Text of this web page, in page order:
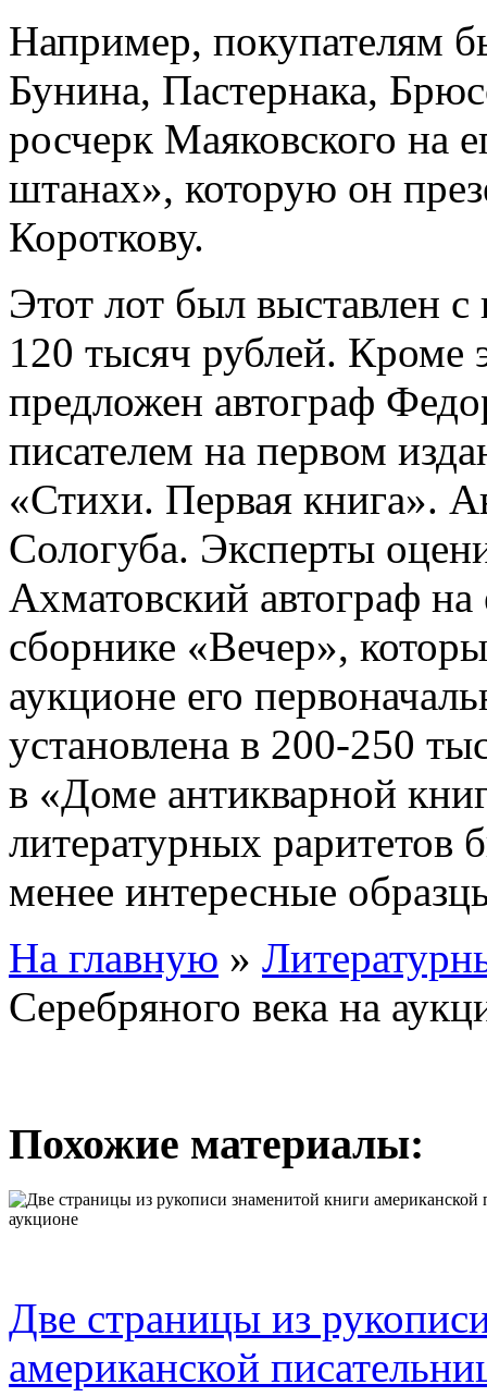
Например, покупателям
Бунина, Пастернака,
росчерк Маяковского на
штанах», которую он
Короткову.
Этот лот был выставлен
120 тысяч рублей. Кроме
предложен автограф
писателем на первом
«Стихи. Первая книга».
Сологуба. Эксперты
Ахматовский автограф
сборнике «Вечер»,
аукционе его
установлена в 200-250
в «Доме антикварной
литературных раритетов
менее интересные
На главную »
Серебряного века на
Похожие материалы:
Две страницы из
американской